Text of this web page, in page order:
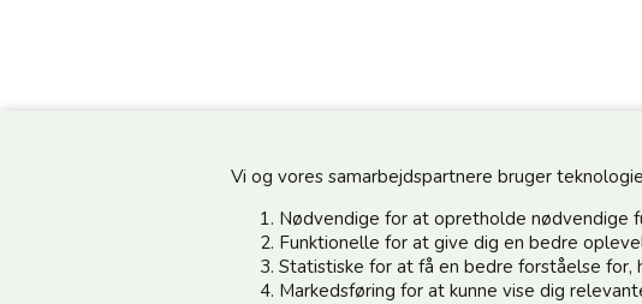
Vi og vores samarbejdspartnere bruger
Nødvendige for at opretholde nødvendige
Funktionelle for at give dig en bedre
Statistiske for at få en bedre forståelse for,
Markedsføring for at kunne vise dig
Kundeservice